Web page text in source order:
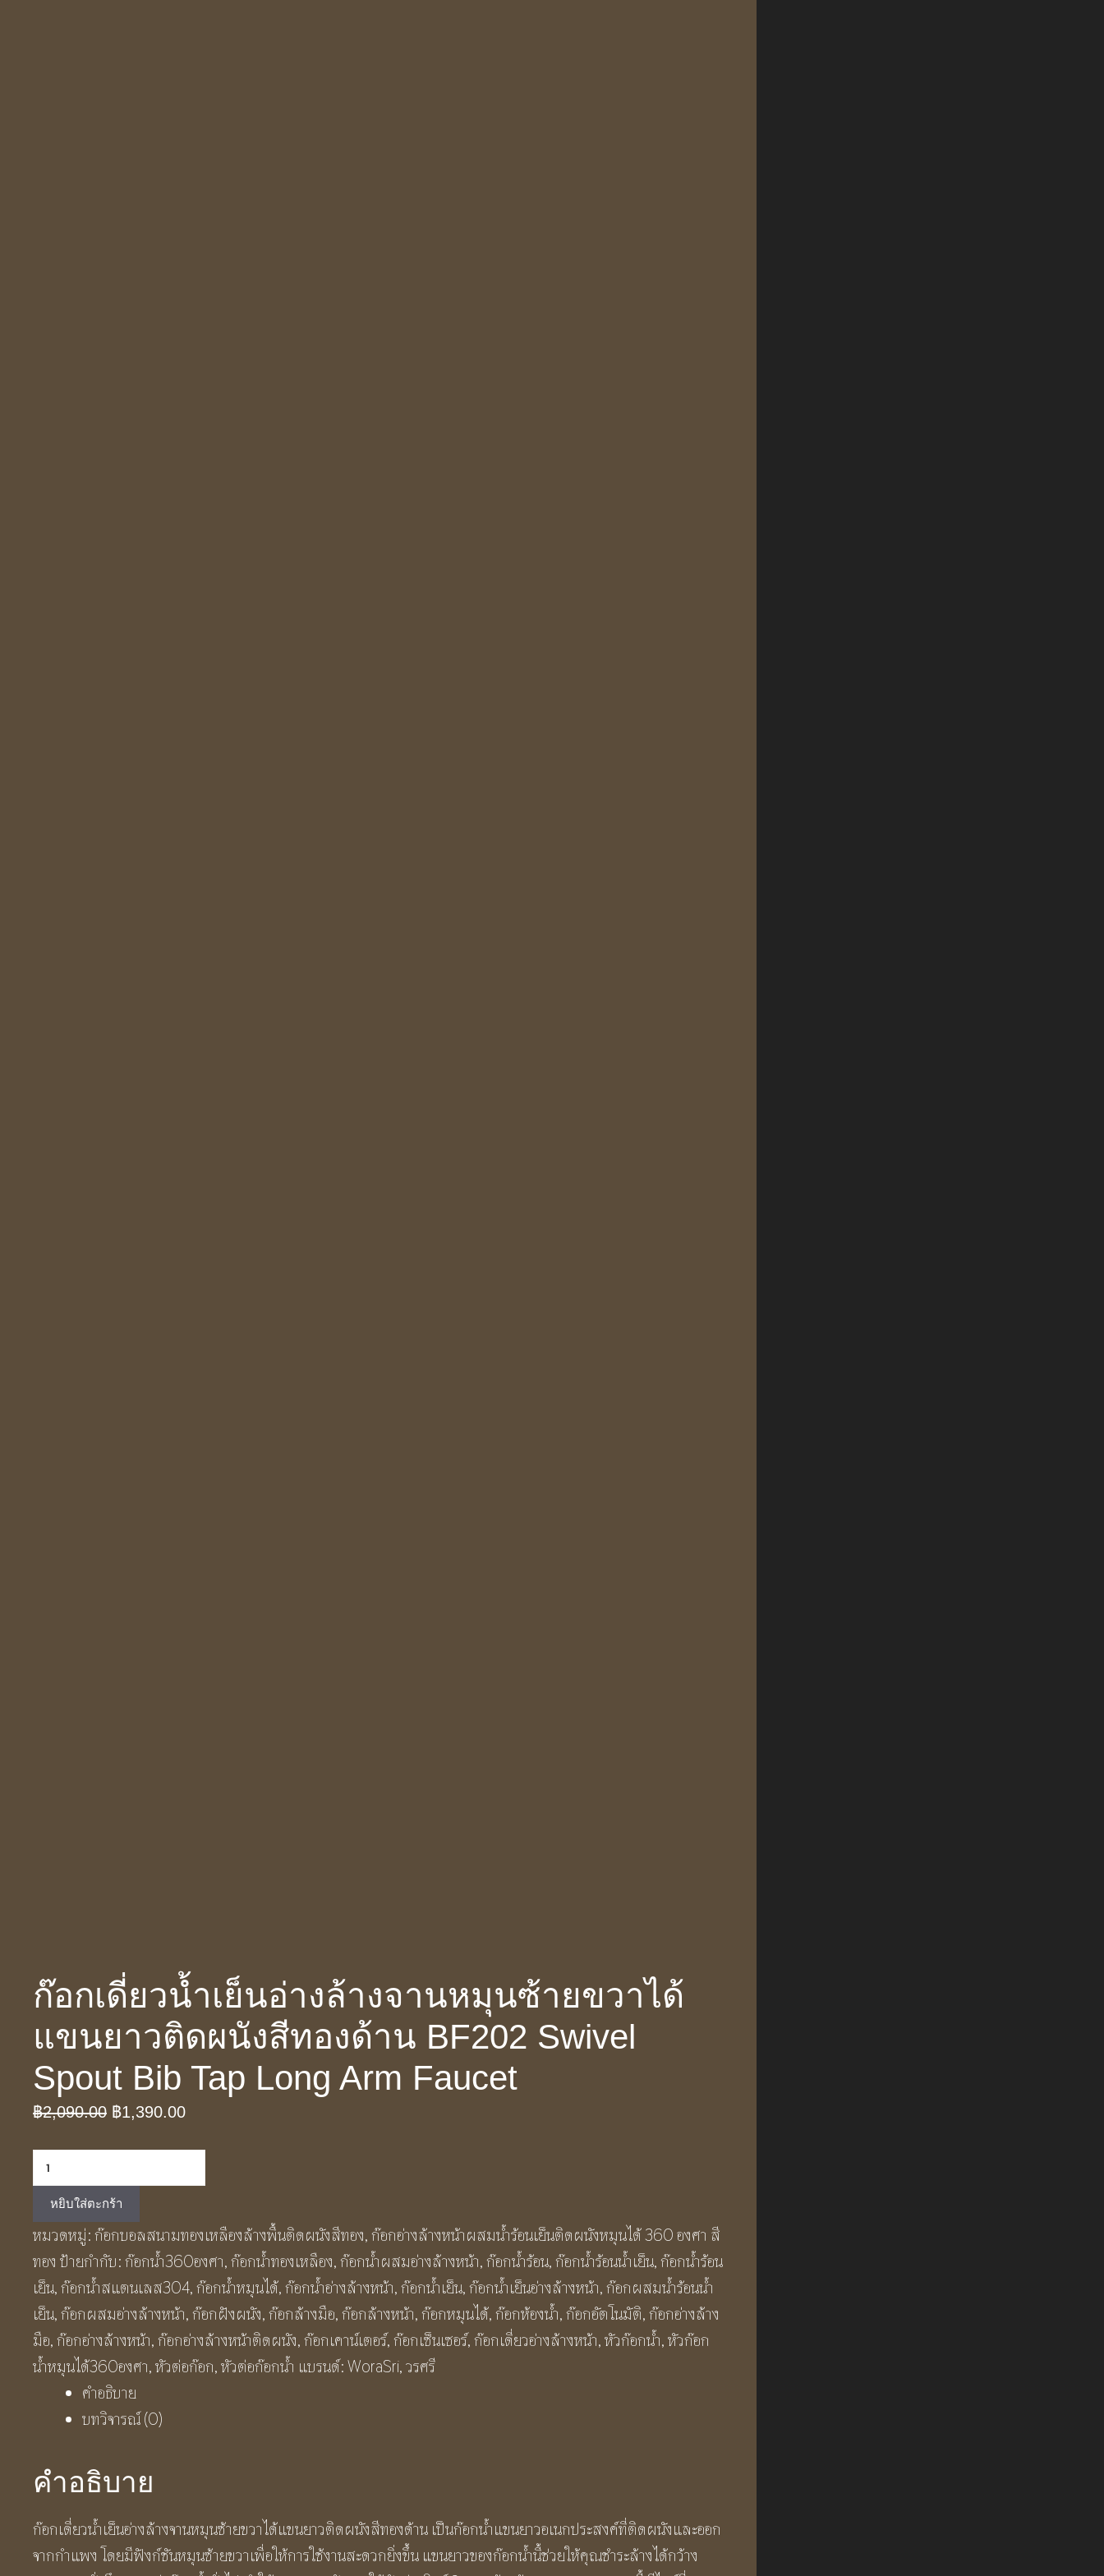
ก๊อกเดี่ยวน้ำเย็นอ่างล้างจานหมุนซ้ายขวาได้
แขนยาวติดผนังสีทองด้าน BF202 Swivel
Spout Bib Tap Long Arm Faucet
฿2,090.00 Original
฿2,090.00.
฿1,390.00Current
฿1,390.00.
จำนวน
ก๊อก
น้ำ
เย็น
อ่าง
ล้าง
จาน
หมุน
แขน
ติด
ผนัง
หยิบใส่ตะกร้า
หมวดหมู่:ก๊อกบอลสนามทองเหลืองล้างพื้นติดผนังสีทอง,ก๊อกอ่างล้างหน้าผสมน้ำร้อนเย็นติดผนังหมุนได้ 360 องศา สี
ทอง ป้ายกำกับ:ก๊อกน้ำ360องศา,ก๊อกน้ำทองเหลือง,ก๊อกน้ำผสมอ่างล้างหน้า,ก๊อกน้ำร้อน,ก๊อกน้ำร้อนน้ำเย็น,ก๊อกน้ำร้อน
เย็น,ก๊อกน้ำสแตนเลส304,ก๊อกน้ำหมุนได้,ก๊อกน้ำอ่างล้างหน้า,ก๊อกน้ำเย็น,ก๊อกน้ำเย็นอ่างล้างหน้า,ก๊อกผสมน้ำร้อนน้ำ
เย็น,ก๊อกผสมอ่างล้างหน้า,ก๊อกฝังผนัง,ก๊อกล้างมือ,ก๊อกล้างหน้า,ก๊อกหมุนได้,ก๊อกห้องน้ำ,ก๊อกอัตโนมัติ,ก๊อกอ่างล้าง
มือ,ก๊อกอ่างล้างหน้า,ก๊อกอ่างล้างหน้าติดผนัง,ก๊อกเคาน์เตอร์,ก๊อกเซ็นเซอร์,ก๊อกเดี่ยวอ่างล้างหน้า,หัวก๊อกน้ำ,หัวก๊อก
น้ำหมุนได้360องศา,หัวต่อก๊อก,หัวต่อก๊อกน้ำ แบรนด์:WoraSri,วรศรี
คำอธิบาย
บทวิจารณ์ (0)
คำอธิบาย
ก๊อกเดี่ยวน้ำเย็นอ่างล้างจานหมุนซ้ายขวาได้แขนยาวติดผนังสีทองด้าน เป็นก๊อกน้ำแขนยาวอเนกประสงค์ที่ติดผนังและออก
จากกำแพง โดยมีฟังก์ชันหมุนซ้ายขวาเพื่อให้การใช้งานสะดวกยิ่งขึ้น แขนยาวของก๊อกน้ำนี้ช่วยให้คุณชำระล้างได้กว้าง